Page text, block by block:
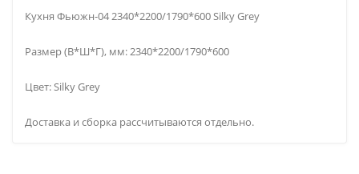
Кухня Фьюжн-04 2340*2200/1790*600 Silky Grey
Размер (В*Ш*Г), мм: 2340*2200/1790*600
Цвет: Silky Grey
Доставка и сборка рассчитываются отдельно.